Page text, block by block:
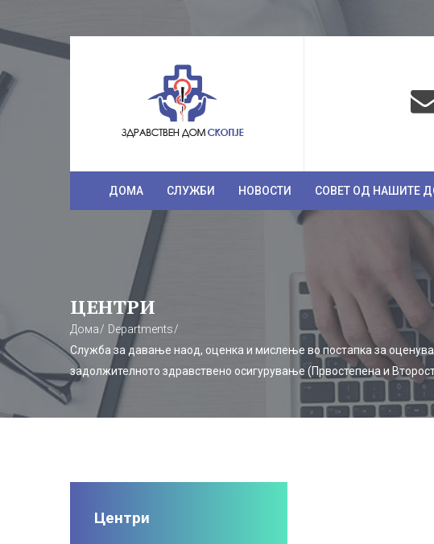
ДОМА СЛУЖБИ НОВОСТИ СОВЕТ ОД НАШИТЕ
ЦЕНТРИ
Дома
Departments
Служба за давање наод, оценка и мислење во постапка за
задолжителното здравствено осигурување (Првостепена и
Центри